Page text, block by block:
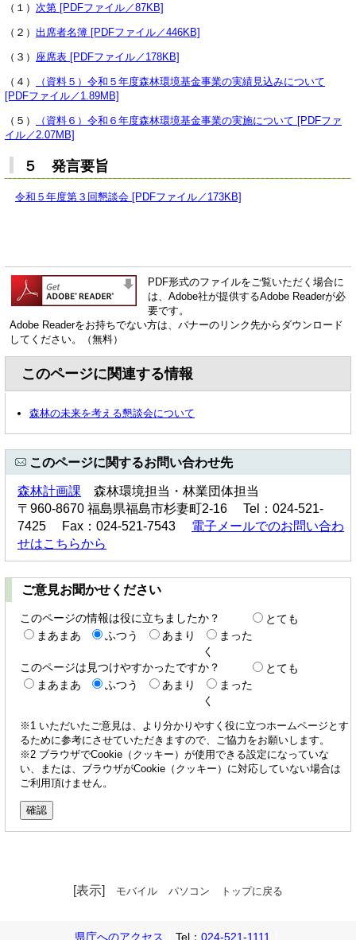
（１） 次第 [PDFファイル／87KB]
（２） 出席者名簿 [PDFファイル／446KB]
（３） 座席表 [PDFファイル／178KB]
（４）
（資料５）令和５年度森林環境基金事業の実績見込みについて
[PDFファイル／1.89MB]
（５）
（資料６）令和６年度森林環境基金事業の実施について [PDFファ
イル／2.07MB]
５ 発言要旨
令和５年度第３回懇談会 [PDFファイル／173KB]
PDF形式のファイルをご覧いただく場合に
は、Adobe社が提供するAdobe Readerが必
要です。
Adobe Readerをお持ちでない方は、バナーのリンク先からダウンロード
してください。（無料）
このページに関連する情報
森林の未来を考える懇談会について
このページに関するお問い合わせ先
森林計画課 森林環境担当・林業団体担当
〒960-8670 福島県福島市杉妻町2-16 Tel：024-521-
7425 Fax：024-521-7543 電子メールでのお問い合わ
せはこちらから
ご意見お聞かせください
このページの情報は役に立ちましたか？
とても
まあまあ
ふつう あまり
まった
く
このページは見つけやすかったですか？
とても
まあまあ
ふつう あまり
まった
く
※1 いただいたご意見は、より分かりやすく役に立つホームページとす
るために参考にさせていただきますので、ご協力をお願いします。
※2 ブラウザでCookie（クッキー）が使用できる設定になっていな
い、または、ブラウザがCookie（クッキー）に対応していない場合は
ご利用頂けません。
[表示] モバイル パソコン トップに戻る
県庁へのアクセス Tel： 024-521-1111